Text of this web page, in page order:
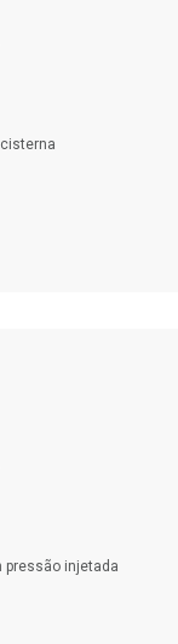
pressão injetada